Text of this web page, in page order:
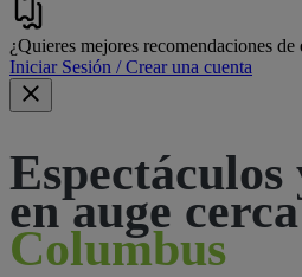
¿Quieres mejores recomendaciones de
Iniciar Sesión / Crear una cuenta
Espectáculos
en auge
Columbus